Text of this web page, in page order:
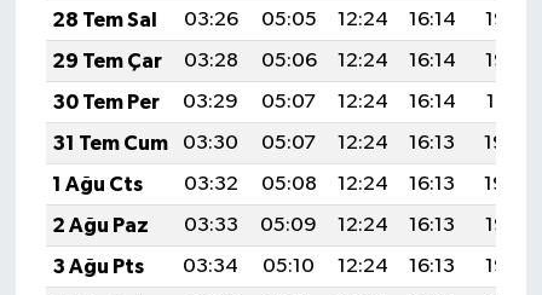
28 Tem Sal
03:26 05:05 12:24 16:14
19:33
29 Tem Çar
03:28 05:06 12:24 16:14
19:32
30 Tem Per
03:29 05:07 12:24 16:14
19:31
31 Tem Cum
03:30 05:07 12:24 16:13
19:30
1 Ağu Cts
03:32 05:08 12:24 16:13
19:29
2 Ağu Paz
03:33 05:09 12:24 16:13
19:28
3 Ağu Pts
03:34 05:10 12:24 16:13
19:27